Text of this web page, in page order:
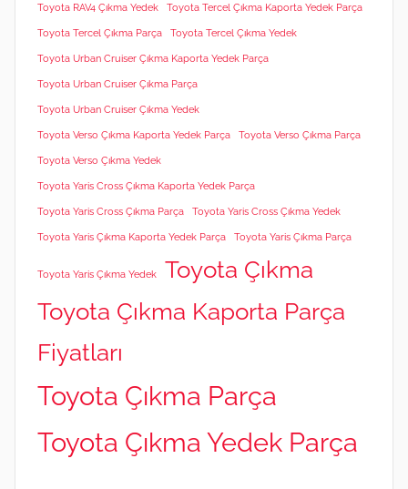
Toyota RAV4 Çıkma Yedek Toyota Tercel Çıkma Kaporta Yedek Parça
Toyota Tercel Çıkma Parça Toyota Tercel Çıkma Yedek
Toyota Urban Cruiser Çıkma Kaporta Yedek Parça
Toyota Urban Cruiser Çıkma Parça
Toyota Urban Cruiser Çıkma Yedek
Toyota Verso Çıkma Kaporta Yedek Parça Toyota Verso Çıkma Parça
Toyota Verso Çıkma Yedek
Toyota Yaris Cross Çıkma Kaporta Yedek Parça
Toyota Yaris Cross Çıkma Parça Toyota Yaris Cross Çıkma Yedek
Toyota Yaris Çıkma Kaporta Yedek Parça Toyota Yaris Çıkma Parça
Toyota Yaris Çıkma Yedek
Toyota Çıkma
Toyota Çıkma Kaporta Parça
Fiyatları
Toyota Çıkma Parça
Toyota Çıkma Yedek Parça